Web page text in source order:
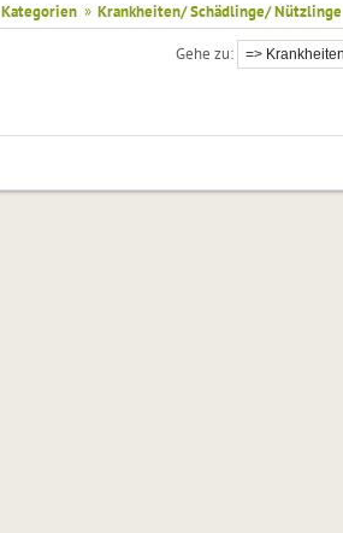
Kategorien » Krankheiten/ Schädlinge/ Nützlinge
Gehe zu